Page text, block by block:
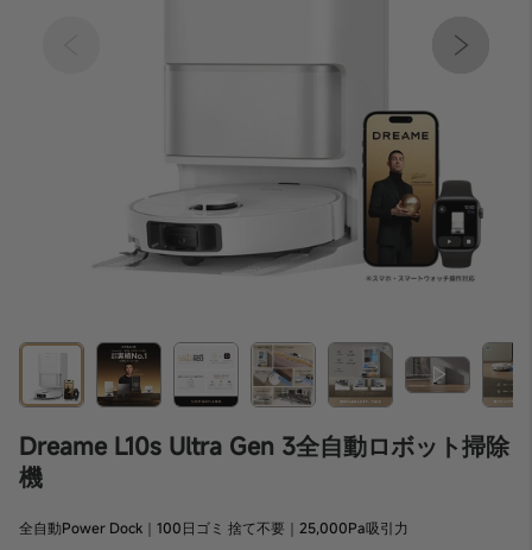
Dreame L10s Ultra Gen 3全自動ロボット掃除
機
全自動Power Dock｜100日ゴミ 捨て不要｜25,000Pa吸引力